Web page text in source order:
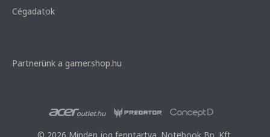
Cégadatok
Partnerünk a gamer.shop.hu